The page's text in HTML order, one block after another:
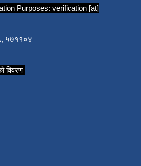
Purposes: verification [at]
५७११०४
विवरण